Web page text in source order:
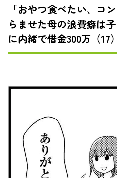
「おやつ食べたい、コ
らませた母の浪費癖は
に内緒で借金300万（17